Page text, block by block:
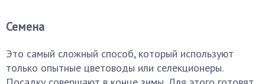
Семена
Это самый сложный способ, который используют
только опытные цветоводы или селекционеры.